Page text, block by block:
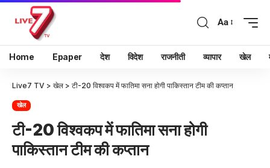
Aa
Home Epaper देश विदेश राजनीती व्यापार खेल
Live7 TV > खेल > टी-20 विश्वकप में फातिमा सना होगी पाकिस्तान टीम की कप्तान
खेल
टी-20 विश्वकप में फातिमा सना होगी
पाकिस्तान टीम की कप्तान